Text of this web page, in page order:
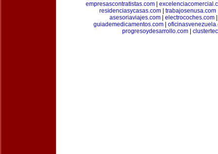
empresascontratistas.com
residenciasycasas.com| trabajosenusa.com
asesoriaviajes.com| electrocoches.com
guiademedicamentos.com|
progresoydesarrollo.com